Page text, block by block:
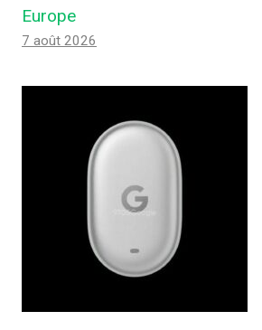
Europe
7 août 2026